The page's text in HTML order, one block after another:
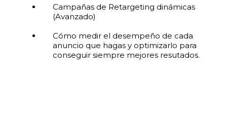
Campañas de Retargeting dinámicas
(Avanzado)
Cómo medir el desempeño de cada
anuncio que hagas y optimizarlo para
conseguir siempre mejores resutados.